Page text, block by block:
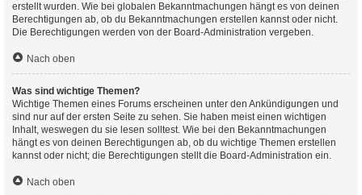
erstellt wurden. Wie bei globalen Bekanntmachungen hängt es von deinen
Berechtigungen ab, ob du Bekanntmachungen erstellen kannst oder nicht.
Die Berechtigungen werden von der Board-Administration vergeben.
Nach oben
Was sind wichtige Themen?
Wichtige Themen eines Forums erscheinen unter den Ankündigungen und
sind nur auf der ersten Seite zu sehen. Sie haben meist einen wichtigen
Inhalt, weswegen du sie lesen solltest. Wie bei den Bekanntmachungen
hängt es von deinen Berechtigungen ab, ob du wichtige Themen erstellen
kannst oder nicht; die Berechtigungen stellt die Board-Administration ein.
Nach oben